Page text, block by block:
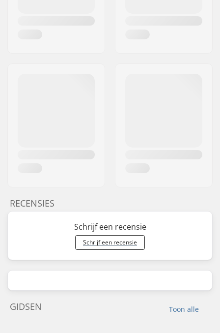
RECENSIES
Schrijf een recensie
Schrijf een recensie
Toon alle
GIDSEN